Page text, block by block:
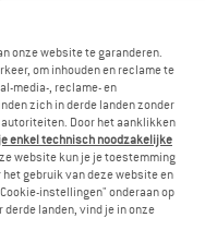
onze website te garanderen.
om inhouden en reclame te
media-, reclame- en
zich in derde landen zonder
Door het aanklikken
enkel technisch noodzakelijke
website kun je je toestemming
gebruik van deze website en
instellingen" onderaan op
landen, vind je in onze